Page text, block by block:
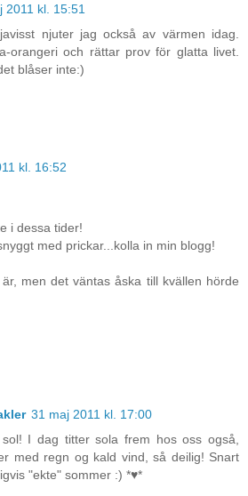
2011 kl. 15:51
njuter jag också av värmen idag.
orangeri och rättar prov för glatta livet.
blåser inte:)
kl. 16:52
i dessa tider!
med prickar...kolla in min blogg!
men det väntas åska till kvällen hörde
31 maj 2011 kl. 17:00
I dag titter sola frem hos oss også,
med regn og kald vind, så deilig! Snart
"ekte" sommer :) *♥*